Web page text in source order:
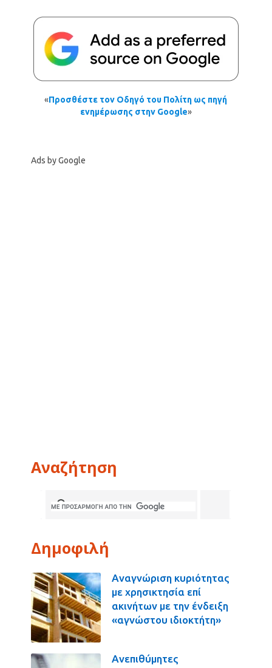
«Προσθέστε τον Οδηγό του Πολίτη ως πηγή
ενημέρωσης στην Google»
Ads by Google
Αναζήτηση
Δημοφιλή
Αναγνώριση κυριότητας
με χρησικτησία επί
ακινήτων με την ένδειξη
«αγνώστου ιδιοκτήτη»
Ανεπιθύμητες